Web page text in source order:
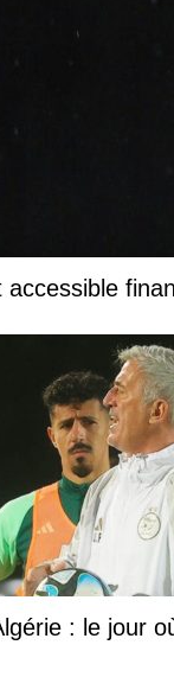
accessible
: le jour